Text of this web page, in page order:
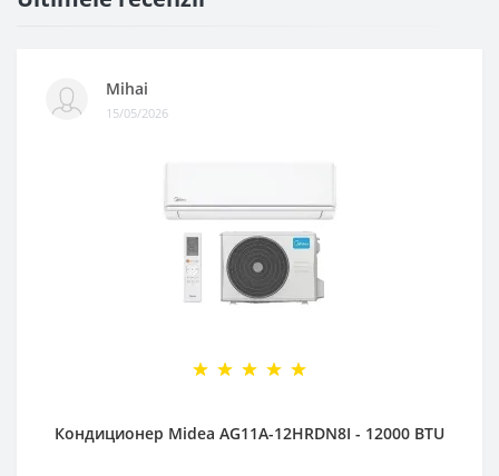
Mihai
15/05/2026
Кондиционер Midea AG11A-12HRDN8I - 12000 BTU